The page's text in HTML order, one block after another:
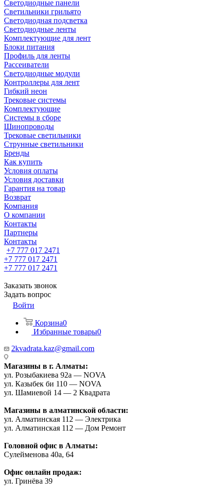
Светодиодные панели
Светильники грильято
Светодиодная подсветка
Светодиодные ленты
Комплектующие для лент
Блоки питания
Профиль для ленты
Рассеиватели
Светодиодные модули
Контроллеры для лент
Гибкий неон
Трековые системы
Комплектующие
Системы в сборе
Шинопроводы
Трековые светильники
Струнные светильники
Бренды
Как купить
Условия оплаты
Условия доставки
Гарантия на товар
Возврат
Компания
О компании
Контакты
Партнеры
Контакты
+7 777 017 2471
+7 777 017 2471
+7 777 017 2471
Заказать звонок
Задать вопрос
Войти
Корзина0
Избранные товары0
2kvadrata.kaz@gmail.com
Магазины в г. Алматы:
ул. Розыбакиева 92а — NOVA
ул. Казыбек би 110 — NOVA
ул. Шамиевой 14 — 2 Квадрата
Магазины в алматинской области:
ул. Алматинская 112 — Электрика
ул. Алматинская 112 — Дом Ремонт
Головной офис в Алматы:
Сулейменова 40а, 64
Офис онлайн продаж:
ул. Гринёва 39